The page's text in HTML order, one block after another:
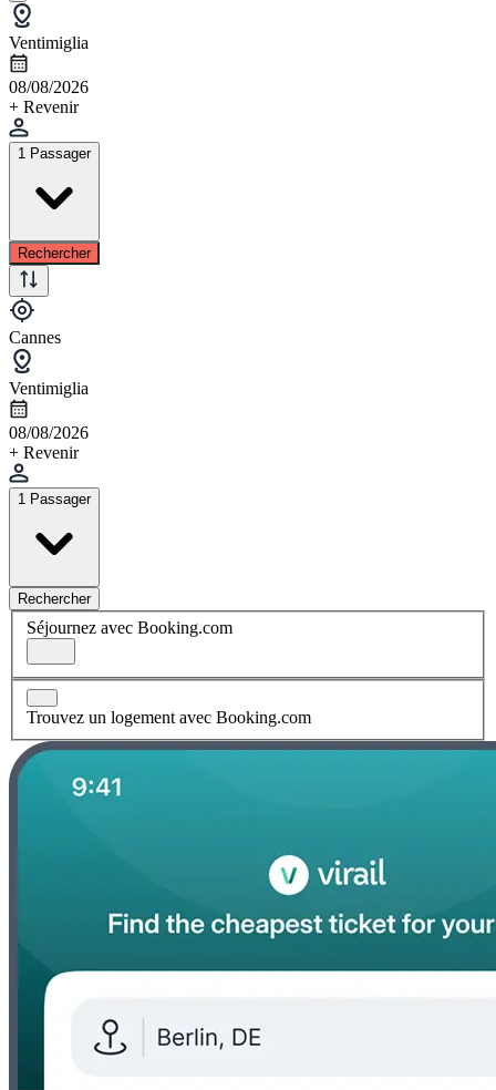
Ventimiglia
08/08/2026
+ Revenir
1 Passager
Rechercher
Cannes
Ventimiglia
08/08/2026
+ Revenir
1 Passager
Rechercher
Séjournez avec Booking.com
Trouvez un logement avec Booking.com